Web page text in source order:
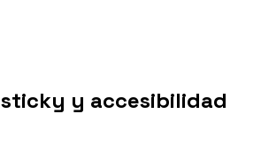
y accesibilidad